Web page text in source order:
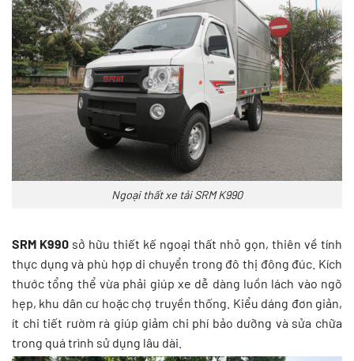
Ngoại thất xe tải SRM K990
SRM K990 sở hữu thiết kế ngoại thất nhỏ gọn, thiên về tính
thực dụng và phù hợp di chuyển trong đô thị đông đúc. Kích
thước tổng thể vừa phải giúp xe dễ dàng luồn lách vào ngõ
hẹp, khu dân cư hoặc chợ truyền thống. Kiểu dáng đơn giản,
ít chi tiết rườm rà giúp giảm chi phí bảo dưỡng và sửa chữa
trong quá trình sử dụng lâu dài.